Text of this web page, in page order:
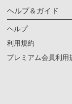
ヘルプ＆ガイド
ヘルプ
利用規約
プレミアム会員利用